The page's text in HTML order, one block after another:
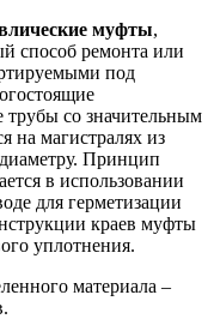
муфты,
способ ремонта или
под
со значительным
на магистралях из
Принцип
в использовании
для герметизации
краев муфты
уплотнения.
материала –